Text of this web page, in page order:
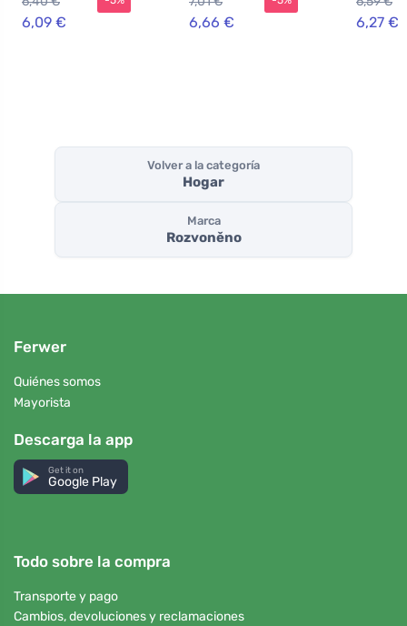
6,09 € 6,66 €
pan de
6,27 €
Volver a la categoría
Hogar
Marca
Rozvoněno
Ferwer
Quiénes somos
Mayorista
Descarga la app
Get it on
Google Play
Todo sobre la compra
Transporte y pago
Cambios, devoluciones y reclamaciones